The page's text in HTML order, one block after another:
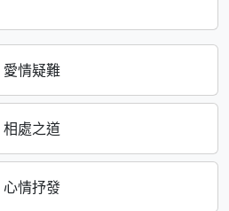
愛情疑難
相處之道
心情抒發